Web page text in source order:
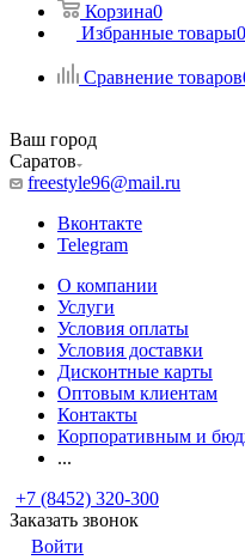
Корзина0
Избранные товары0
Сравнение товаров
Ваш город
Саратов
freestyle96@mail.ru
Вконтакте
Telegram
О компании
Услуги
Условия оплаты
Условия доставки
Дисконтные карты
Оптовым клиентам
Контакты
Корпоративным и
...
+7 (8452) 320-300
Заказать звонок
Войти